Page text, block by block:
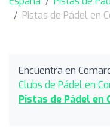
Pistas de Pádel en
Encuentra en
Clubs de Pádel en
Pistas de Pádel en